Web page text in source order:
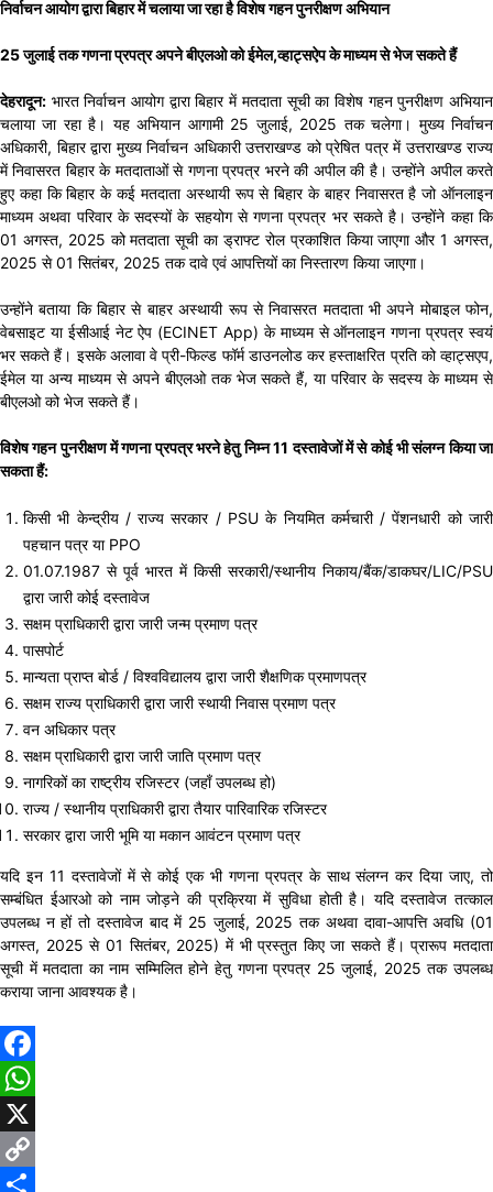
Link
Share
निर्वाचन आयोग द्वारा बिहार में चलाया जा रहा है विशेष गहन पुनरीक्षण अभियान
25 जुलाई तक गणना प्रपत्र अपने बीएलओ को ईमेल,व्हाट्सऐप के माध्यम से भेज सकते हैं
देहरादून: भारत निर्वाचन आयोग द्वारा बिहार में मतदाता सूची का विशेष गहन पुनरीक्षण अभियान
चलाया जा रहा है। यह अभियान आगामी 25 जुलाई, 2025 तक चलेगा। मुख्य निर्वाचन
अधिकारी, बिहार द्वारा मुख्य निर्वाचन अधिकारी उत्तराखण्ड को प्रेषित पत्र में उत्तराखण्ड राज्य
में निवासरत बिहार के मतदाताओं से गणना प्रपत्र भरने की अपील की है। उन्होंने अपील करते
हुए कहा कि बिहार के कई मतदाता अस्थायी रूप से बिहार के बाहर निवासरत है जो ऑनलाइन
माध्यम अथवा परिवार के सदस्यों के सहयोग से गणना प्रपत्र भर सकते है। उन्होंने कहा कि
01 अगस्त, 2025 को मतदाता सूची का ड्राफ्ट रोल प्रकाशित किया जाएगा और 1 अगस्त,
2025 से 01 सितंबर, 2025 तक दावे एवं आपत्तियों का निस्तारण किया जाएगा।
उन्होंने बताया कि बिहार से बाहर अस्थायी रूप से निवासरत मतदाता भी अपने मोबाइल फोन,
वेबसाइट या ईसीआई नेट ऐप (ECINET App) के माध्यम से ऑनलाइन गणना प्रपत्र स्वयं
भर सकते हैं। इसके अलावा वे प्री-फिल्ड फॉर्म डाउनलोड कर हस्ताक्षरित प्रति को व्हाट्सएप,
ईमेल या अन्य माध्यम से अपने बीएलओ तक भेज सकते हैं, या परिवार के सदस्य के माध्यम से
बीएलओ को भेज सकते हैं।
विशेष गहन पुनरीक्षण में गणना प्रपत्र भरने हेतु निम्न 11 दस्तावेजों में से कोई भी संलग्न किया जा
सकता हैं:
किसी भी केन्द्रीय / राज्य सरकार / PSU के नियमित कर्मचारी / पेंशनधारी को जारी
पहचान पत्र या PPO
01.07.1987 से पूर्व भारत में किसी सरकारी/स्थानीय निकाय/बैंक/डाकघर/LIC/PSU
द्वारा जारी कोई दस्तावेज
सक्षम प्राधिकारी द्वारा जारी जन्म प्रमाण पत्र
पासपोर्ट
मान्यता प्राप्त बोर्ड / विश्वविद्यालय द्वारा जारी शैक्षणिक प्रमाणपत्र
सक्षम राज्य प्राधिकारी द्वारा जारी स्थायी निवास प्रमाण पत्र
वन अधिकार पत्र
सक्षम प्राधिकारी द्वारा जारी जाति प्रमाण पत्र
नागरिकों का राष्ट्रीय रजिस्टर (जहाँ उपलब्ध हो)
राज्य / स्थानीय प्राधिकारी द्वारा तैयार पारिवारिक रजिस्टर
सरकार द्वारा जारी भूमि या मकान आवंटन प्रमाण पत्र
यदि इन 11 दस्तावेजों में से कोई एक भी गणना प्रपत्र के साथ संलग्न कर दिया जाए, तो
सम्बंधित ईआरओ को नाम जोड़ने की प्रक्रिया में सुविधा होती है। यदि दस्तावेज तत्काल
उपलब्ध न हों तो दस्तावेज बाद में 25 जुलाई, 2025 तक अथवा दावा-आपत्ति अवधि (01
अगस्त, 2025 से 01 सितंबर, 2025) में भी प्रस्तुत किए जा सकते हैं। प्रारूप मतदाता
सूची में मतदाता का नाम सम्मिलित होने हेतु गणना प्रपत्र 25 जुलाई, 2025 तक उपलब्ध
कराया जाना आवश्यक है।
Facebook
WhatsApp
X
Copy